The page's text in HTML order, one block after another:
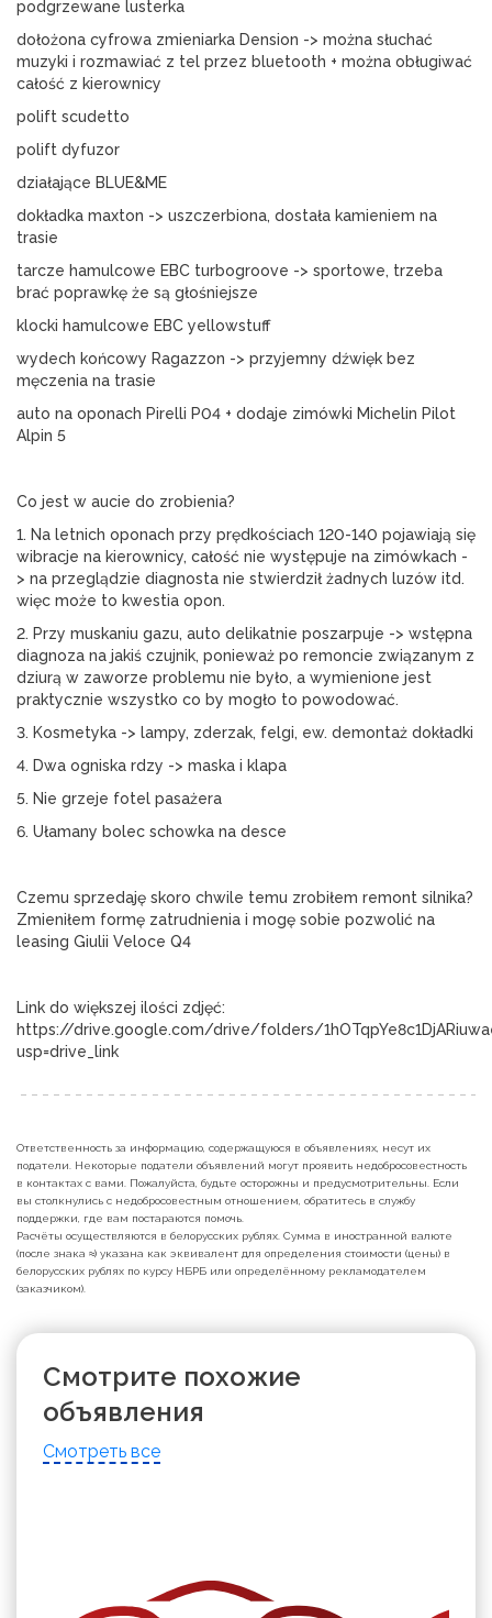
podgrzewane lusterka
dołożona cyfrowa zmieniarka Dension -> można słuchać
muzyki i rozmawiać z tel przez bluetooth + można obługiwać
całość z kierownicy
polift scudetto
polift dyfuzor
działające BLUE&ME
dokładka maxton -> uszczerbiona, dostała kamieniem na
trasie
tarcze hamulcowe EBC turbogroove -> sportowe, trzeba
brać poprawkę że są głośniejsze
klocki hamulcowe EBC yellowstuff
wydech końcowy Ragazzon -> przyjemny dźwięk bez
męczenia na trasie
auto na oponach Pirelli P04 + dodaje zimówki Michelin Pilot
Alpin 5
Co jest w aucie do zrobienia?
1. Na letnich oponach przy prędkościach 120-140 pojawiają się
wibracje na kierownicy, całość nie występuje na zimówkach -
> na przeglądzie diagnosta nie stwierdził żadnych luzów itd.
więc może to kwestia opon.
2. Przy muskaniu gazu, auto delikatnie poszarpuje -> wstępna
diagnoza na jakiś czujnik, ponieważ po remoncie związanym z
dziurą w zaworze problemu nie było, a wymienione jest
praktycznie wszystko co by mogło to powodować.
3. Kosmetyka -> lampy, zderzak, felgi, ew. demontaż dokładki
4. Dwa ogniska rdzy -> maska i klapa
5. Nie grzeje fotel pasażera
6. Ułamany bolec schowka na desce
Czemu sprzedaję skoro chwile temu zrobiłem remont silnika?
Zmieniłem formę zatrudnienia i mogę sobie pozwolić na
leasing Giulii Veloce Q4
Link do większej ilości zdjęć:
https://drive.google.com/drive/folders/
usp=drive_link
Ответственность за информацию, содержащуюся в объявлениях, несут их
податели. Некоторые податели объявлений могут проявить недобросовестность
в контактах с вами. Пожалуйста, будьте осторожны и предусмотрительны. Если
вы столкнулись с недобросовестным отношением, обратитесь в службу
поддержки, где вам постараются помочь.
Расчёты осуществляются в белорусских рублях. Сумма в иностранной валюте
(после знака ≈) указана как эквивалент для определения стоимости (цены) в
белорусских рублях по курсу НБРБ или определённому рекламодателем
(заказчиком).
Смотрите похожие
объявления
Смотреть все